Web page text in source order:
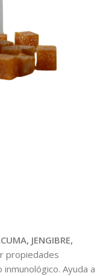
JENGIBRE,
propiedades
Ayuda a